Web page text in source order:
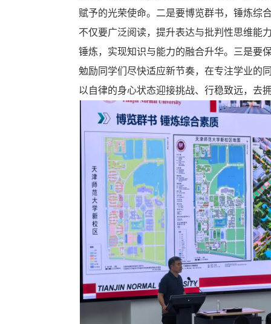
赋予的光荣使命。二是要博览群书，锤炼综
不仅要广泛阅读，提升表达与批判性思维能
锤炼，实现知识与能力的融合升华。三是要
勉励同学们尽快适应新节奏，在专注学业的
以自律的身心状态迎接挑战、行稳致远，去